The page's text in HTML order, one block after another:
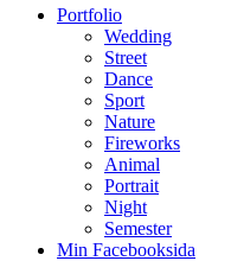
Portfolio
Wedding
Street
Dance
Sport
Nature
Fireworks
Animal
Portrait
Night
Semester
Min Facebooksida